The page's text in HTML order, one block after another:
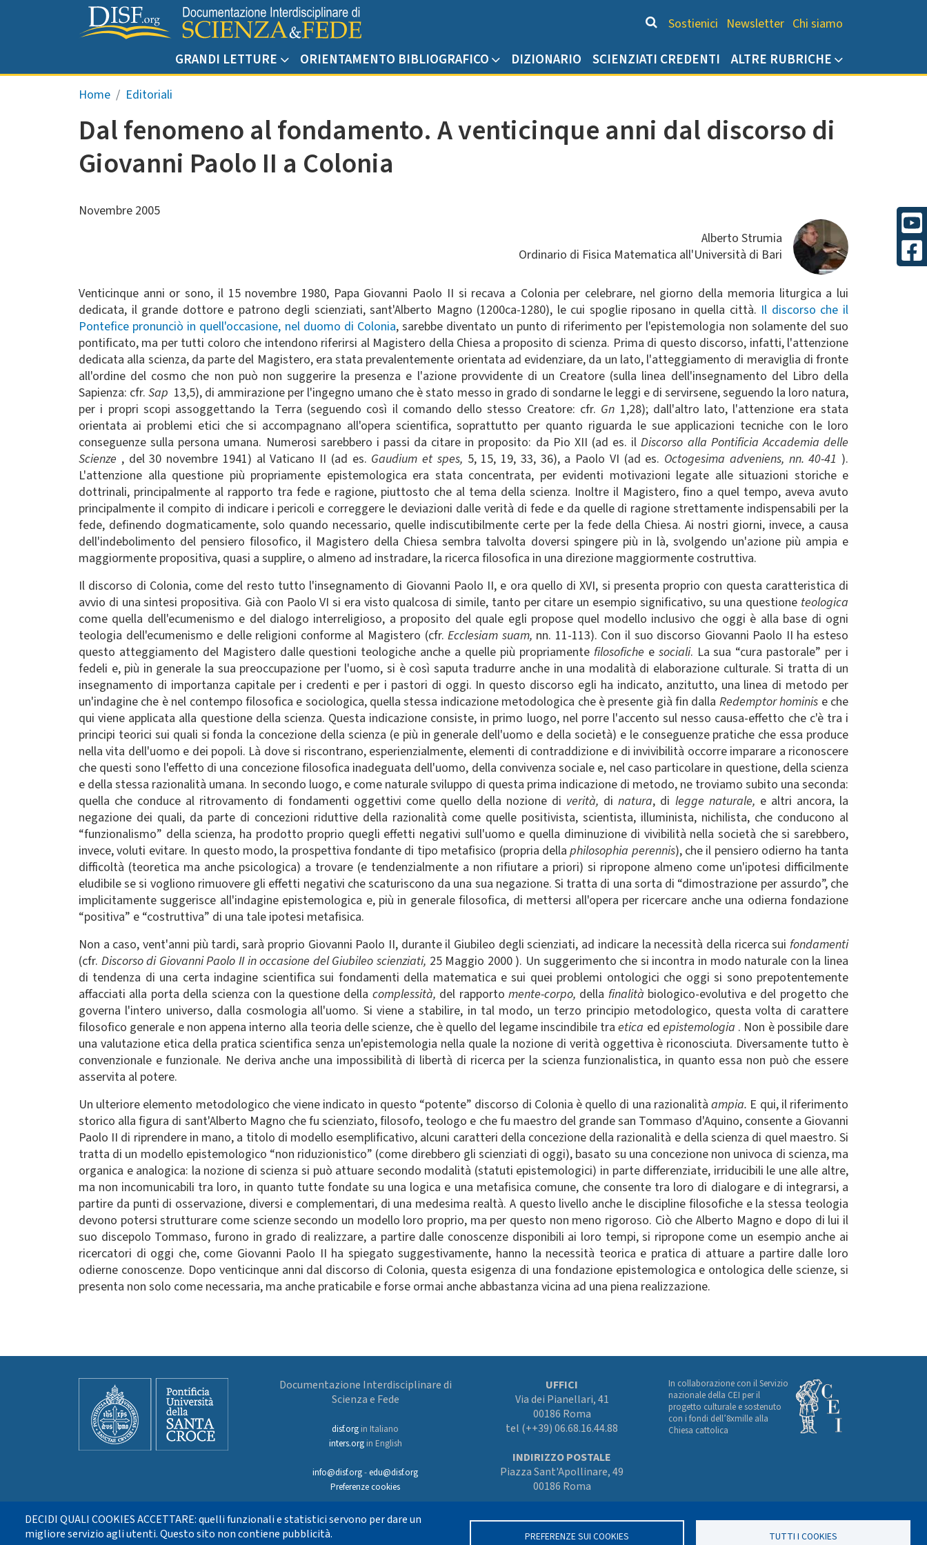
Salta al contenuto principale
Chi siamo
Sostienici Newsletter Chi siamo
GRANDI LETTURE ORIENTAMENTO BIBLIOGRAFICO DIZIONARIO SCIENZIATI CREDENTI ALTRE RUBRICHE
Briciole di pane
Home Editoriali
Dal fenomeno al fondamento. A venticinque anni dal discorso di
Giovanni Paolo II a Colonia
Novembre 2005
Alberto Strumia
Ordinario di Fisica Matematica all'Università di Bari
Venticinque anni or sono, il 15 novembre 1980, Papa Giovanni Paolo II si recava a Colonia per celebrare, nel giorno della memoria liturgica a lui
dedicata, il grande dottore e patrono degli scienziati, sant'Alberto Magno (1200ca-1280), le cui spoglie riposano in quella città. Il discorso che il
Pontefice pronunciò in quell'occasione, nel duomo di Colonia, sarebbe diventato un punto di riferimento per l'epistemologia non solamente del suo
pontificato, ma per tutti coloro che intendono riferirsi al Magistero della Chiesa a proposito di scienza. Prima di questo discorso, infatti, l'attenzione
dedicata alla scienza, da parte del Magistero, era stata prevalentemente orientata ad evidenziare, da un lato, l'atteggiamento di meraviglia di fronte
all'ordine del cosmo che non può non suggerire la presenza e l'azione provvidente di un Creatore (sulla linea dell'insegnamento del Libro della
Sapienza: cfr.Sap 13,5), di ammirazione per l'ingegno umano che è stato messo in grado di sondarne le leggi e di servirsene, seguendo la loro natura,
per i propri scopi assoggettando la Terra (seguendo così il comando dello stesso Creatore: cfr. Gn 1,28); dall'altro lato, l'attenzione era stata
orientata ai problemi etici che si accompagnano all'opera scientifica, soprattutto per quanto riguarda le sue applicazioni tecniche con le loro
conseguenze sulla persona umana. Numerosi sarebbero i passi da citare in proposito: da Pio XII (ad es. ilDiscorso alla Pontificia Accademia delle
Scienze , del 30 novembre 1941) al Vaticano II (ad es. Gaudium et spes, 5, 15, 19, 33, 36), a Paolo VI (ad es. Octogesima adveniens, nn. 40-41 ).
L'attenzione alla questione più propriamente epistemologica era stata concentrata, per evidenti motivazioni legate alle situazioni storiche e
dottrinali, principalmente al rapporto tra fede e ragione, piuttosto che al tema della scienza. Inoltre il Magistero, fino a quel tempo, aveva avuto
principalmente il compito di indicare i pericoli e correggere le deviazioni dalle verità di fede e da quelle di ragione strettamente indispensabili per la
fede, definendo dogmaticamente, solo quando necessario, quelle indiscutibilmente certe per la fede della Chiesa. Ai nostri giorni, invece, a causa
dell'indebolimento del pensiero filosofico, il Magistero della Chiesa sembra talvolta doversi spingere più in là, svolgendo un'azione più ampia e
maggiormente propositiva, quasi a supplire, o almeno ad instradare, la ricerca filosofica in una direzione maggiormente costruttiva.
Il discorso di Colonia, come del resto tutto l'insegnamento di Giovanni Paolo II, e ora quello di XVI, si presenta proprio con questa caratteristica di
avvio di una sintesi propositiva. Già con Paolo VI si era visto qualcosa di simile, tanto per citare un esempio significativo, su una questione teologica
come quella dell'ecumenismo e del dialogo interreligioso, a proposito del quale egli propose quel modello inclusivo che oggi è alla base di ogni
teologia dell'ecumenismo e delle religioni conforme al Magistero (cfr.Ecclesiam suam, nn. 11-113). Con il suo discorso Giovanni Paolo II ha esteso
questo atteggiamento del Magistero dalle questioni teologiche anche a quelle più propriamente filosofiche e sociali. La sua “cura pastorale” per i
fedeli e, più in generale la sua preoccupazione per l'uomo, si è così saputa tradurre anche in una modalità di elaborazione culturale. Si tratta di un
insegnamento di importanza capitale per i credenti e per i pastori di oggi. In questo discorso egli ha indicato, anzitutto, una linea di metodo per
un'indagine che è nel contempo filosofica e sociologica, quella stessa indicazione metodologica che è presente già fin dalla Redemptor hominis e che
qui viene applicata alla questione della scienza. Questa indicazione consiste, in primo luogo, nel porre l'accento sul nesso causa-effetto che c'è tra i
principi teorici sui quali si fonda la concezione della scienza (e più in generale dell'uomo e della società) e le conseguenze pratiche che essa produce
nella vita dell'uomo e dei popoli. Là dove si riscontrano, esperienzialmente, elementi di contraddizione e di invivibilità occorre imparare a riconoscere
che questi sono l'effetto di una concezione filosofica inadeguata dell'uomo, della convivenza sociale e, nel caso particolare in questione, della scienza
e della stessa razionalità umana. In secondo luogo, e come naturale sviluppo di questa prima indicazione di metodo, ne troviamo subito una seconda:
quella che conduce al ritrovamento di fondamenti oggettivi come quello della nozione di verità, dinatura, di legge naturale, e altri ancora, la
negazione dei quali, da parte di concezioni riduttive della razionalità come quelle positivista, scientista, illuminista, nichilista, che conducono al
“funzionalismo” della scienza, ha prodotto proprio quegli effetti negativi sull'uomo e quella diminuzione di vivibilità nella società che si sarebbero,
invece, voluti evitare. In questo modo, la prospettiva fondante di tipo metafisico (propria dellaphilosophia perennis), che il pensiero odierno ha tanta
difficoltà (teoretica ma anche psicologica) a trovare (e tendenzialmente a non rifiutare a priori) si ripropone almeno come un'ipotesi difficilmente
eludibile se si vogliono rimuovere gli effetti negativi che scaturiscono da una sua negazione. Si tratta di una sorta di “dimostrazione per assurdo”, che
implicitamente suggerisce all'indagine epistemologica e, più in generale filosofica, di mettersi all'opera per ricercare anche una odierna fondazione
“positiva” e “costruttiva” di una tale ipotesi metafisica.
Non a caso, vent'anni più tardi, sarà proprio Giovanni Paolo II, durante il Giubileo degli scienziati, ad indicare la necessità della ricerca sui fondamenti
(cfr. Discorso di Giovanni Paolo II in occasione del Giubileo scienziati, 25 Maggio 2000 ). Un suggerimento che si incontra in modo naturale con la linea
di tendenza di una certa indagine scientifica sui fondamenti della matematica e sui quei problemi ontologici che oggi si sono prepotentemente
affacciati alla porta della scienza con la questione della complessità, del rapportomente-corpo, della finalità biologico-evolutiva e del progetto che
governa l'intero universo, dalla cosmologia all'uomo. Si viene a stabilire, in tal modo, un terzo principio metodologico, questa volta di carattere
filosofico generale e non appena interno alla teoria delle scienze, che è quello del legame inscindibile traetica ed epistemologia . Non è possibile dare
una valutazione etica della pratica scientifica senza un'epistemologia nella quale la nozione di verità oggettiva è riconosciuta. Diversamente tutto è
convenzionale e funzionale. Ne deriva anche una impossibilità di libertà di ricerca per la scienza funzionalistica, in quanto essa non può che essere
asservita al potere.
Un ulteriore elemento metodologico che viene indicato in questo “potente” discorso di Colonia è quello di una razionalitàampia. E qui, il riferimento
storico alla figura di sant'Alberto Magno che fu scienziato, filosofo, teologo e che fu maestro del grande san Tommaso d'Aquino, consente a Giovanni
Paolo II di riprendere in mano, a titolo di modello esemplificativo, alcuni caratteri della concezione della razionalità e della scienza di quel maestro. Si
tratta di un modello epistemologico “non riduzionistico” (come direbbero gli scienziati di oggi), basato su una concezione non univoca di scienza, ma
organica e analogica: la nozione di scienza si può attuare secondo modalità (statuti epistemologici) in parte differenziate, irriducibili le une alle altre,
ma non incomunicabili tra loro, in quanto tutte fondate su una logica e una metafisica comune, che consente tra loro di dialogare e di integrarsi, a
partire da punti di osservazione, diversi e complementari, di una medesima realtà. A questo livello anche le discipline filosofiche e la stessa teologia
devono potersi strutturare come scienze secondo un modello loro proprio, ma per questo non meno rigoroso. Ciò che Alberto Magno e dopo di lui il
suo discepolo Tommaso, furono in grado di realizzare, a partire dalle conoscenze disponibili ai loro tempi, si ripropone come un esempio anche ai
ricercatori di oggi che, come Giovanni Paolo II ha spiegato suggestivamente, hanno la necessità teorica e pratica di attuare a partire dalle loro
odierne conoscenze. Dopo venticinque anni dal discorso di Colonia, questa esigenza di una fondazione epistemologica e ontologica delle scienze, si
presenta non solo come necessaria, ma anche praticabile e forse ormai anche abbastanza vicina ad una piena realizzazione.
Documentazione Interdisciplinare di
Scienza e Fede
disf.org in Italiano
inters.orgin English
info@disf.org-edu@disf.org
Preferenze cookies
UFFICI
Via dei Pianellari, 41
00186 Roma
tel (++39) 06.68.16.44.88
INDIRIZZO POSTALE
Piazza Sant'Apollinare, 49
00186 Roma
In collaborazione con il Servizio
nazionale della CEI per il
progetto culturale e sostenuto
con i fondi dell’8xmille alla
Chiesa cattolica
DECIDI QUALI COOKIES ACCETTARE: quelli funzionali e statistici servono per dare un
migliore servizio agli utenti. Questo sito non contiene pubblicità.
PREFERENZE SUI COOKIES TUTTI I COOKIES